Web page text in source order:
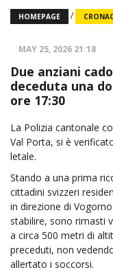
HOMEPAGE /
MAY 25, 2026 21:18
Due anziani
deceduta una
ore 17:30
La Polizia cantonale
Val Porta, si è
letale.
Stando a una prima
cittadini svizzeri
in direzione di
stabilire, sono rimasti
a circa 500 metri di
preceduti, non
allertato i soccorsi.